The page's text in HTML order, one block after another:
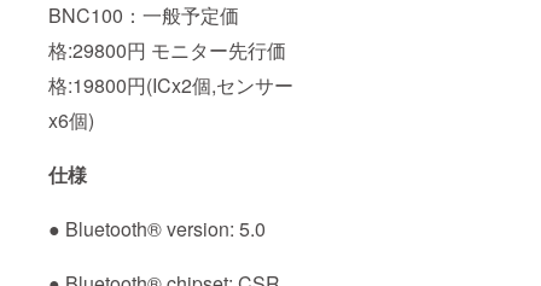
BNC100：一般予定価
格:29800円 モニター先行価
格:19800円(ICx2個,センサー
x6個)
仕様
● Bluetooth® version: 5.0